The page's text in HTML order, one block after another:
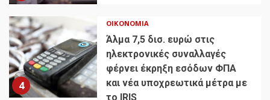
4
ΟΙΚΟΝΟΜΊΑ
Άλμα 7,5 δισ. ευρώ στις
ηλεκτρονικές συναλλαγές
φέρνει έκρηξη εσόδων ΦΠΑ
και νέα υποχρεωτικά μέτρα με
το IRIS